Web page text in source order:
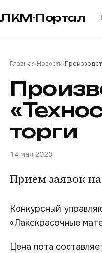
ЛКМ·Портал
Главная›Новости›
торги
14 мая 2020
Прием заявок
Конкурсный
«Лакокрасочные
Цена лота